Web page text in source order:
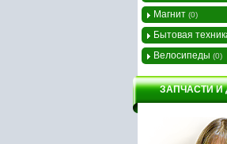
Магнит (0)
Бытовая
Велосипеды (0)
ЗАПЧАСТИ И